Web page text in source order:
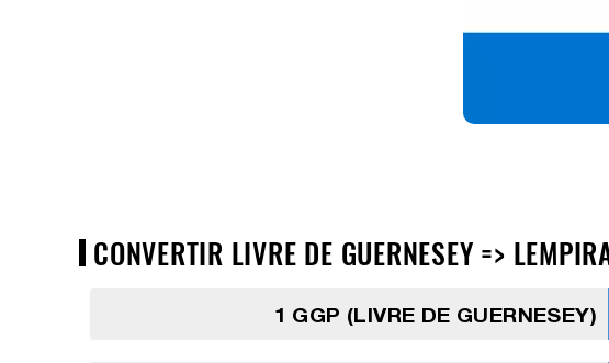
CONVERTIR LIVRE DE GUERNESEY =>
1 GGP (LIVRE DE GUERNESEY)